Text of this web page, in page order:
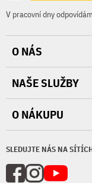
V pracovní dny
SLEDUJTE NÁS NA
O NÁS
NAŠE SLUŽBY
O NÁKUPU